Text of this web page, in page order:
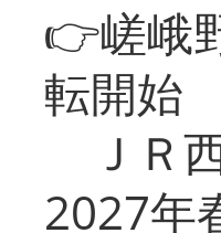
👉嵯峨
転開始
ＪＲ
2027年